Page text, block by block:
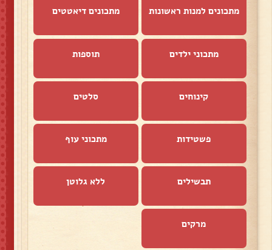
מתכונים למנות ראשונות מתכונים דיאטטים
מתכוני ילדים תוספות
קינוחים סלטים
פשטידות מתכוני עוף
תבשילים ללא גלוטן
מרקים